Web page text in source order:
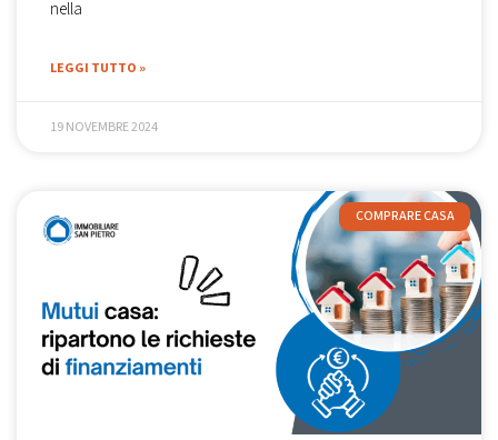
nella
LEGGI TUTTO »
19 NOVEMBRE 2024
COMPRARE CASA